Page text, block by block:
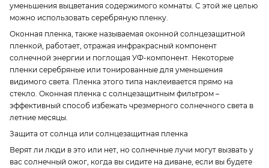
уменьшения выцветания содержимого комнаты. С этой же целью
можно использовать серебряную пленку.
Оконная пленка, также называемая оконной солнцезащитной
пленкой, работает, отражая инфракрасный компонент
солнечной энергии и поглощая УФ-компонент. Некоторые
пленки серебряные или тонированные для уменьшения
видимого света. Пленка этого типа наклеивается прямо на
стекло. Оконная пленка с солнцезащитным фильтром –
эффективный способ избежать чрезмерного солнечного света в
летние месяцы.
Защита от солнца или солнцезащитная пленка
Верят ли люди в это или нет, но солнечные лучи могут вызвать у
вас солнечный ожог, когда вы сидите на диване, если вы будете